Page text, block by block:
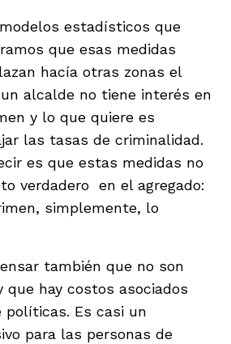
estadísticos que
que esas medidas
hacía otras zonas el
alcalde no tiene interés en
y lo que quiere es
las tasas de criminalidad.
es que estas medidas no
verdadero en el agregado:
simplemente, lo
también que no son
que hay costos asociados
Es casi un
para las personas de